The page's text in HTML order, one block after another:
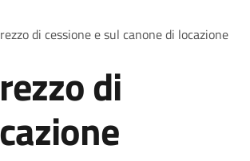
di cessione e sul canone di locazione
di